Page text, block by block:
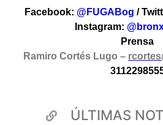
Facebook: @FUGABog /
Instagram:
Prensa
Ramiro Cortés Lugo –
ÚLTIMAS